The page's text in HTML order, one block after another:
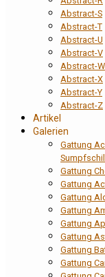
Abstract-S
Abstract-T
Abstract-U
Abstract-V
Abstract-W
Abstract-X
Abstract-Y
Abstract-Z
Artikel
Galerien
Gattung
Gattung
Gattung
Gattung
Gattung
Gattung
Gattung
Gattung
Gattung